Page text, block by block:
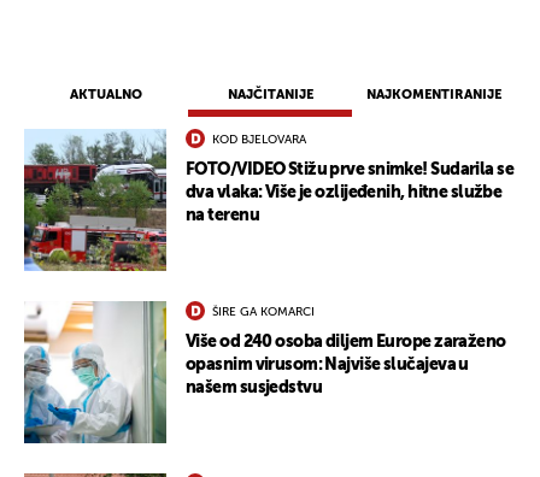
AKTUALNO NAJČITANIJE NAJKOMENTIRANIJE
KOD BJELOVARA
FOTO/VIDEO Stižu prve snimke! Sudarila se
dva vlaka: Više je ozlijeđenih, hitne službe
na terenu
ŠIRE GA KOMARCI
Više od 240 osoba diljem Europe zaraženo
opasnim virusom: Najviše slučajeva u
našem susjedstvu